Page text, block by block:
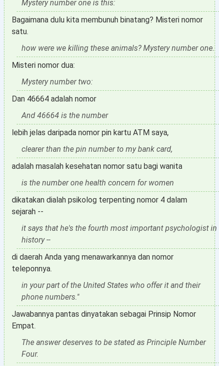
Mystery number one is this:
Bagaimana dulu kita membunuh binatang? Misteri nomor
satu.
how were we killing these animals? Mystery number one.
Misteri nomor dua:
Mystery number two:
Dan 46664 adalah nomor
And 46664 is the number
lebih jelas daripada nomor pin kartu ATM saya,
clearer than the pin number to my bank card,
adalah masalah kesehatan nomor satu bagi wanita
is the number one health concern for women
dikatakan dialah psikolog terpenting nomor 4 dalam
sejarah --
it says that he's the fourth most important psychologist in
history --
di daerah Anda yang menawarkannya dan nomor
teleponnya.
in your part of the United States who offer it and their
phone numbers."
Jawabannya pantas dinyatakan sebagai Prinsip Nomor
Empat.
The answer deserves to be stated as Principle Number
Four.